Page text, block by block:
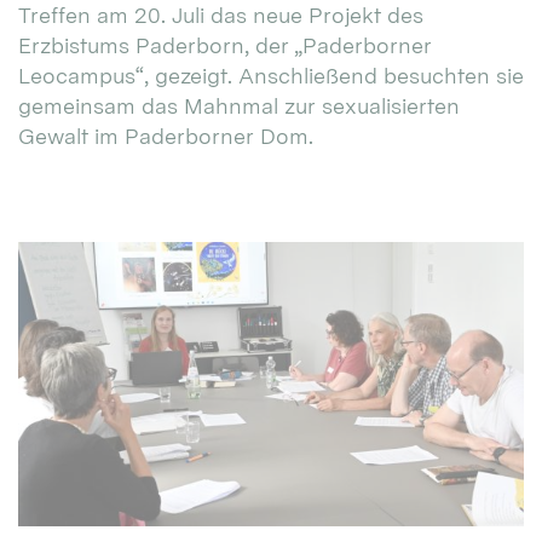
Treffen am 20. Juli das neue Projekt des
Erzbistums Paderborn, der „Paderborner
Leocampus“, gezeigt. Anschließend besuchten sie
gemeinsam das Mahnmal zur sexualisierten
Gewalt im Paderborner Dom.